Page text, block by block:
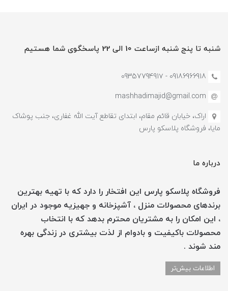
شنبه تا پنج شنبه ازساعت 10 الی 22 پاسخگوی شما هستیم
09186966918 - 0935779491۷
mashhadimajid@gmail.com
اراک، خیابان قائم مقام، ابتدای تقاطع آیت الله غفاری، جنب پوشاک
مایا، فروشگاه پلاسکو پارس
درباره ما
فروشگاه پلاسکو پارس این افتخار را دارد که با تهیه بهترین
برندهای محصولات منزل ، آشپزخانه و جهیزیه موجود در ایران
، این امکان را به مشتریان محترم بدهد که با انتخاب
محصولات باکیفیت و بادوام از لذت بیشتری در زندگی بهره
مند شوند .
اطلاعات بیش‌تر